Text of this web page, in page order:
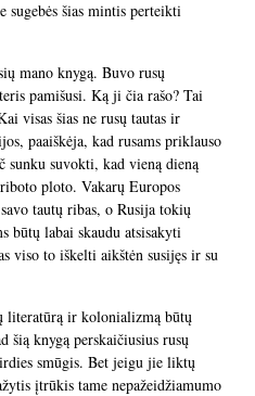
sugebės šias mintis perteikti
mano knygą. Buvo rusų
pamišusi. Ką ji čia rašo? Tai
visas šias ne rusų tautas ir
paaiškėja, kad rusams priklauso
sunku suvokti, kad vieną dieną
ploto. Vakarų Europos
tautų ribas, o Rusija tokių
būtų labai skaudu atsisakyti
viso to iškelti aikštėn susijęs ir su
literatūrą ir kolonializmą būtų
šią knygą perskaičiusius rusų
smūgis. Bet jeigu jie liktų
įtrūkis tame nepažeidžiamumo